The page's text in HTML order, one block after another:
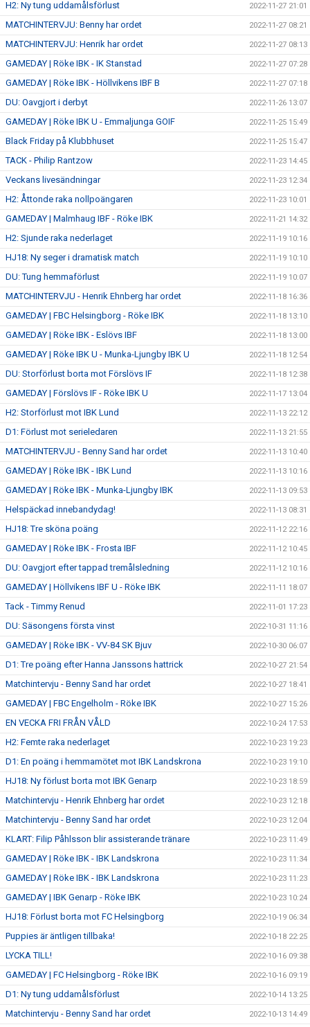
H2: Ny tung uddamålsförlust 2022-11-27 21:01
MATCHINTERVJU: Benny har ordet 2022-11-27 08:21
MATCHINTERVJU: Henrik har ordet 2022-11-27 08:13
GAMEDAY | Röke IBK - IK Stanstad 2022-11-27 07:28
GAMEDAY | Röke IBK - Höllvikens IBF B 2022-11-27 07:18
DU: Oavgjort i derbyt 2022-11-26 13:07
GAMEDAY | Röke IBK U - Emmaljunga GOIF 2022-11-25 15:49
Black Friday på Klubbhuset 2022-11-25 15:47
TACK - Philip Rantzow 2022-11-23 14:45
Veckans livesändningar 2022-11-23 12:34
H2: Åttonde raka nollpoängaren 2022-11-23 10:01
GAMEDAY | Malmhaug IBF - Röke IBK 2022-11-21 14:32
H2: Sjunde raka nederlaget 2022-11-19 10:16
HJ18: Ny seger i dramatisk match 2022-11-19 10:10
DU: Tung hemmaförlust 2022-11-19 10:07
MATCHINTERVJU - Henrik Ehnberg har ordet 2022-11-18 16:36
GAMEDAY | FBC Helsingborg - Röke IBK 2022-11-18 13:10
GAMEDAY | Röke IBK - Eslövs IBF 2022-11-18 13:00
GAMEDAY | Röke IBK U - Munka-Ljungby IBK U 2022-11-18 12:54
DU: Storförlust borta mot Förslövs IF 2022-11-18 12:38
GAMEDAY | Förslövs IF - Röke IBK U 2022-11-17 13:04
H2: Storförlust mot IBK Lund 2022-11-13 22:12
D1: Förlust mot serieledaren 2022-11-13 21:55
MATCHINTERVJU - Benny Sand har ordet 2022-11-13 10:40
GAMEDAY | Röke IBK - IBK Lund 2022-11-13 10:16
GAMEDAY | Röke IBK - Munka-Ljungby IBK 2022-11-13 09:53
Helspäckad innebandydag! 2022-11-13 08:31
HJ18: Tre sköna poäng 2022-11-12 22:16
GAMEDAY | Röke IBK - Frosta IBF 2022-11-12 10:45
DU: Oavgjort efter tappad tremålsledning 2022-11-12 10:16
GAMEDAY | Höllvikens IBF U - Röke IBK 2022-11-11 18:07
Tack - Timmy Renud 2022-11-01 17:23
DU: Säsongens första vinst 2022-10-31 11:16
GAMEDAY | Röke IBK - VV-84 SK Bjuv 2022-10-30 06:07
D1: Tre poäng efter Hanna Janssons hattrick 2022-10-27 21:54
Matchintervju - Benny Sand har ordet 2022-10-27 18:41
GAMEDAY | FBC Engelholm - Röke IBK 2022-10-27 15:26
EN VECKA FRI FRÅN VÅLD 2022-10-24 17:53
H2: Femte raka nederlaget 2022-10-23 19:23
D1: En poäng i hemmamötet mot IBK Landskrona 2022-10-23 19:10
HJ18: Ny förlust borta mot IBK Genarp 2022-10-23 18:59
Matchintervju - Henrik Ehnberg har ordet 2022-10-23 12:18
Matchintervju - Benny Sand har ordet 2022-10-23 12:04
KLART: Filip Påhlsson blir assisterande tränare 2022-10-23 11:49
GAMEDAY | Röke IBK - IBK Landskrona 2022-10-23 11:34
GAMEDAY | Röke IBK - IBK Landskrona 2022-10-23 11:23
GAMEDAY | IBK Genarp - Röke IBK 2022-10-23 10:24
HJ18: Förlust borta mot FC Helsingborg 2022-10-19 06:34
Puppies är äntligen tillbaka! 2022-10-18 22:25
LYCKA TILL! 2022-10-16 09:38
GAMEDAY | FC Helsingborg - Röke IBK 2022-10-16 09:19
D1: Ny tung uddamålsförlust 2022-10-14 13:25
Matchintervju - Benny Sand har ordet 2022-10-13 14:49